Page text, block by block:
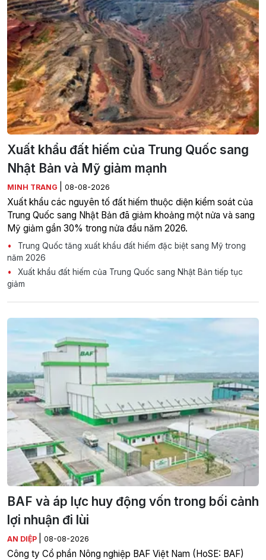
Xuất khẩu đất hiếm của Trung Quốc sang
Nhật Bản và Mỹ giảm mạnh
MINH TRANG 08-08-2026
Xuất khẩu các nguyên tố đất hiếm thuộc diện kiểm soát của
Trung Quốc sang Nhật Bản đã giảm khoảng một nửa và sang
Mỹ giảm gần 30% trong nửa đầu năm 2026.
Trung Quốc tăng xuất khẩu đất hiếm đặc biệt sang Mỹ trong
năm 2026
Xuất khẩu đất hiếm của Trung Quốc sang Nhật Bản tiếp tục
giảm
BAF và áp lực huy động vốn trong bối cảnh
lợi nhuận đi lùi
AN DIỆP 08-08-2026
Công ty Cổ phần Nông nghiệp BAF Việt Nam (HoSE: BAF)